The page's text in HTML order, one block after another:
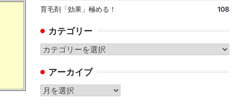
育毛剤「効果」極める！ 108
カテゴリー
カ
ゴ
リ
ー
アーカイブ
ア